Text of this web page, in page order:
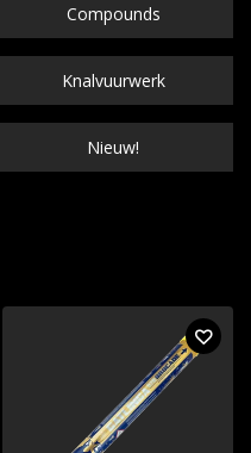
Compounds
Knalvuurwerk
Nieuw!